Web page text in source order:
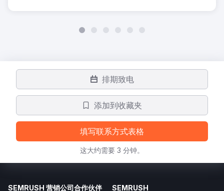
排期致电
添加到收藏夹
填写联系方式表格
这大约需要 3 分钟。
SEMRUSH 营销公司合作伙伴 SEMRUSH